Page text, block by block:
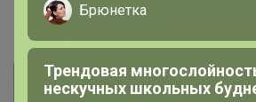
Фотографии
Брюнетка
Трендовая
нескучных школьных